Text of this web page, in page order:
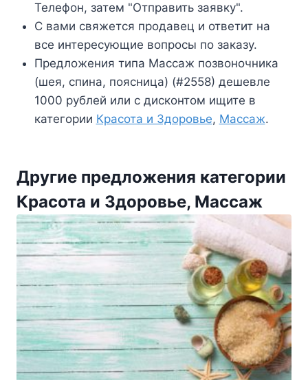
Телефон, затем "Отправить заявку".
С вами свяжется продавец и ответит на
все интересующие вопросы по заказу.
Предложения типа Массаж позвоночника
(шея, спина, поясница) (#2558) дешевле
1000 рублей или с дисконтом ищите в
категории Красота и Здоровье, Массаж.
Другие предложения категории
Красота и Здоровье, Массаж